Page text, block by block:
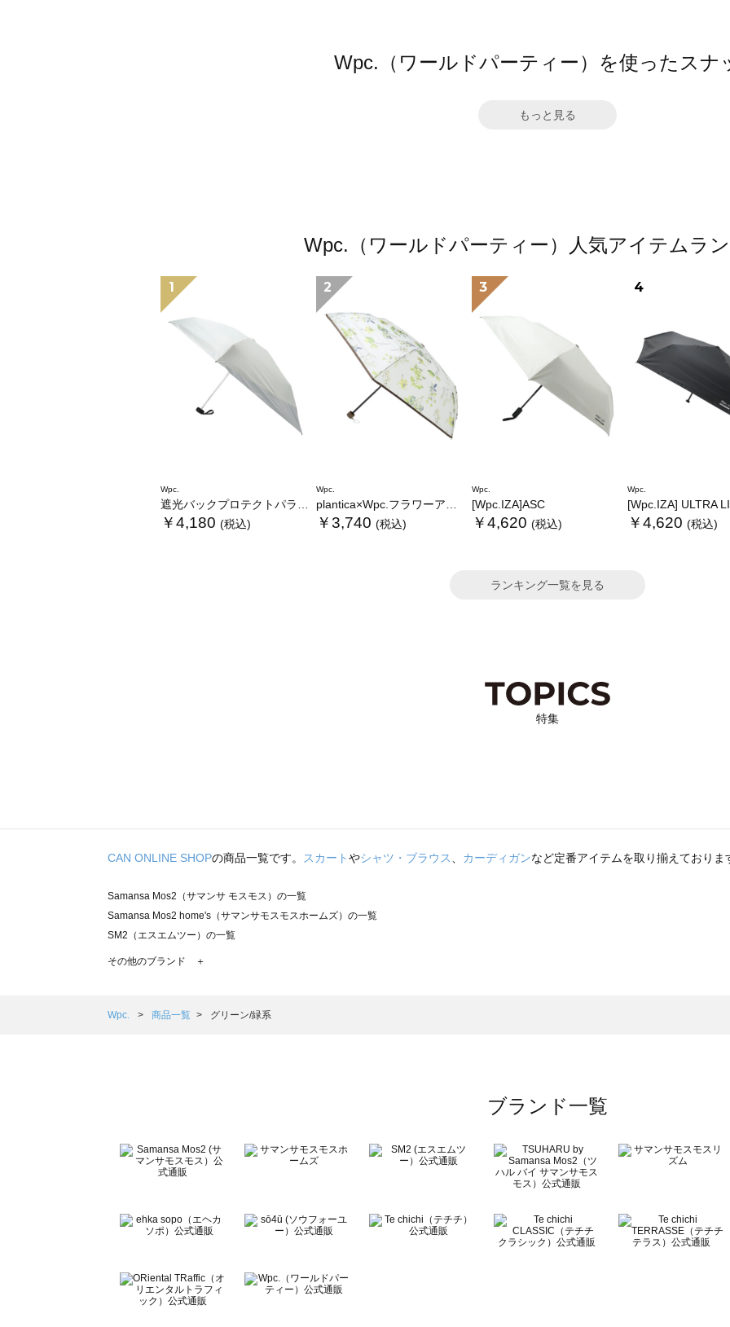
Wpc.（ワールドパーティー）を使ったスナ
もっと見る
Wpc.（ワールドパーティー）人気アイテムラ
1
Wpc.
遮光バックプロテクトパラソル tiny
￥4,180 (税込)
2
Wpc.
plantica×Wpc.フラワーアンブレラプラスティックmini
￥3,740 (税込)
3
Wpc.
[Wpc.IZA]ASC
￥4,620 (税込)
4
Wpc.
[Wpc.IZA] ULTRA
￥4,620 (税込)
ランキング一覧を見る
特集
CAN ONLINE SHOPの商品一覧です。 スカートやシャツ・ブラウス、 カーディガンなど定番アイテムを取り揃えておりま
Samansa Mos2（サマンサ モスモス）の一覧
Samansa Mos2 home's（サマンサモスモスホームズ）の一覧
SM2（エスエムツー）の一覧
TSUHARU by Samansa Mos2（ツハルバイサマンサモスモス）の一覧
Samansa Mos2 Lagom（サマンサモスモス ラーゴム）の一覧
BETTY'S BLUE（べティーズブルー）の一覧
Wpc.（ワールドパーティー）の一覧
その他のブランド ＋
Wpc. 商品一覧 グリーン/緑系
ブランド一覧